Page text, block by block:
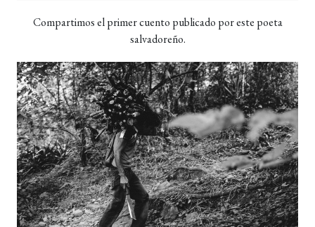
Compartimos el primer cuento publicado por este poeta
salvadoreño.